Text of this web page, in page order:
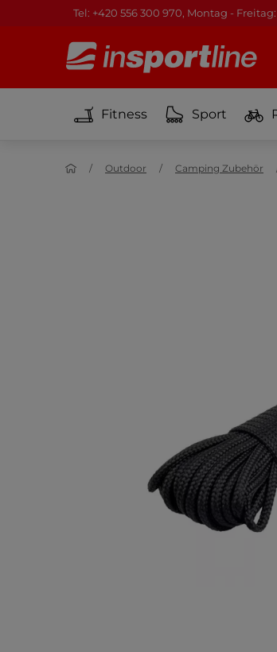
Tel: +420 556 300 970, Montag -
Fitness Sport
Outdoor Camping Zubehör